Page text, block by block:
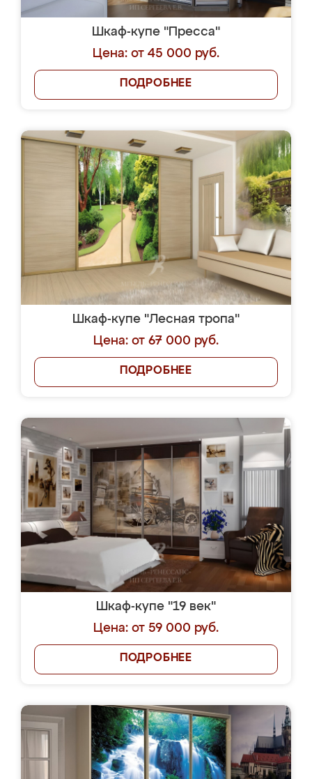
Шкаф-купе "Пресса"
Цена: от 45 000 руб.
ПОДРОБНЕЕ
Шкаф-купе "Лесная тропа"
Цена: от 67 000 руб.
ПОДРОБНЕЕ
Шкаф-купе "19 век"
Цена: от 59 000 руб.
ПОДРОБНЕЕ